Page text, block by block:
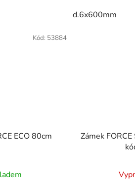
d.6x600mm
ECO 80cm
Kód: 53884
Zámek